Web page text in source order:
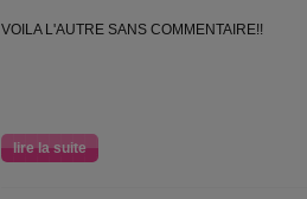
VOILA L'AUTRE SANS COMMENTAIRE!!
lire la suite